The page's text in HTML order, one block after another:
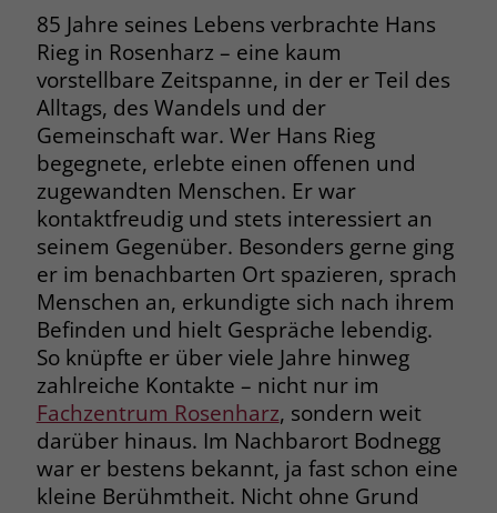
85 Jahre seines Lebens verbrachte Hans
Rieg in Rosenharz – eine kaum
vorstellbare Zeitspanne, in der er Teil des
Alltags, des Wandels und der
Gemeinschaft war. Wer Hans Rieg
begegnete, erlebte einen offenen und
zugewandten Menschen. Er war
kontaktfreudig und stets interessiert an
seinem Gegenüber. Besonders gerne ging
er im benachbarten Ort spazieren, sprach
Menschen an, erkundigte sich nach ihrem
Befinden und hielt Gespräche lebendig.
So knüpfte er über viele Jahre hinweg
zahlreiche Kontakte – nicht nur im
Fachzentrum Rosenharz, sondern weit
darüber hinaus. Im Nachbarort Bodnegg
war er bestens bekannt, ja fast schon eine
kleine Berühmtheit. Nicht ohne Grund
Anbieter .fonts.net
Laufzeit 30 Minuten
Zweck
This cookie, set by Cloudflare, is used to
support Cloudflare Bot Management.
Name JSessionID
Anbieter jobs.stiftung-liebenau.de
Laufzeit Session
Zweck
Behält die Zustände des Benutzers bei
allen Seitenanfragen bei.
Anbieter Google Ads
Laufzeit 90 Tage
Zweck Enthält eine zufallsgenerierte User-ID.
Name _gcl_aw
Anbieter Google Ads
Laufzeit 90 Tage
Zweck
Dieses Cookie wird gesetzt, wenn ein
User über einen Klick auf eine Google
Werbeanzeige auf die Website gelangt.
Es enthält Informationen darüber,
welche Werbeanzeige geklickt wurde,
sodass erzielte Erfolge wie z.B.
Bestellungen oder Kontaktanfragen der